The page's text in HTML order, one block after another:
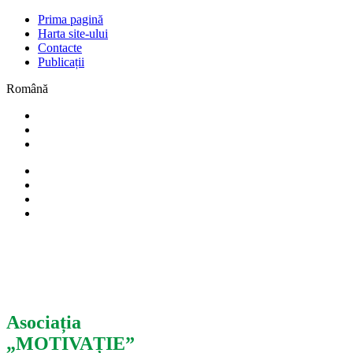
Prima pagină
Harta site-ului
Contacte
Publicații
Română
Asociația
„MOTIVAȚIE”